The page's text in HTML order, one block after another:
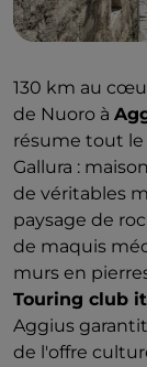
130 km au
de Nuoro à
résume tout
Gallura :
de véritables
paysage de
de maquis
murs en
Touring club
Aggius
de l'offre